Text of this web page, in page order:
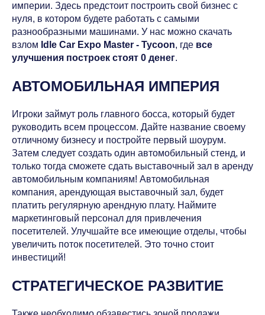
империи. Здесь предстоит построить свой бизнес с
нуля, в котором будете работать с самыми
разнообразными машинами. У нас можно скачать
взлом Idle Car Expo Master - Tycoon, где все
улучшения построек стоят 0 денег.
АВТОМОБИЛЬНАЯ ИМПЕРИЯ
Игроки займут роль главного босса, который будет
руководить всем процессом. Дайте название своему
отличному бизнесу и постройте первый шоурум.
Затем следует создать один автомобильный стенд, и
только тогда сможете сдать выставочный зал в аренду
автомобильным компаниям! Автомобильная
компания, арендующая выставочный зал, будет
платить регулярную арендную плату. Наймите
маркетинговый персонал для привлечения
посетителей. Улучшайте все имеющие отделы, чтобы
увеличить поток посетителей. Это точно стоит
инвестиций!
СТРАТЕГИЧЕСКОЕ РАЗВИТИЕ